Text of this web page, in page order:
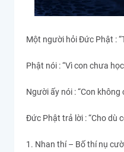
Một người hỏi Đức Phật :
Phật nói : “Vì con chưa
Người ấy nói : “Con
Đức Phật trả lời : “Cho dù
1. Nhan thí – Bố thí nụ